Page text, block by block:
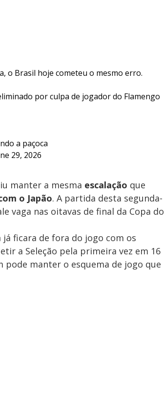
o Brasil hoje cometeu o mesmo erro.
por culpa de jogador do Flamengo
a paçoca
29, 2026
manter a mesma escalação que
o Japão. A partida desta segunda-
vaga nas oitavas de final da Copa do
ficara de fora do jogo com os
a Seleção pela primeira vez em 16
manter o esquema de jogo que